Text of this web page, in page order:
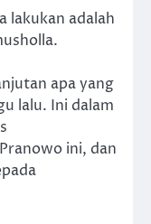
lakukan adalah
apa yang
lalu. Ini dalam
ini, dan